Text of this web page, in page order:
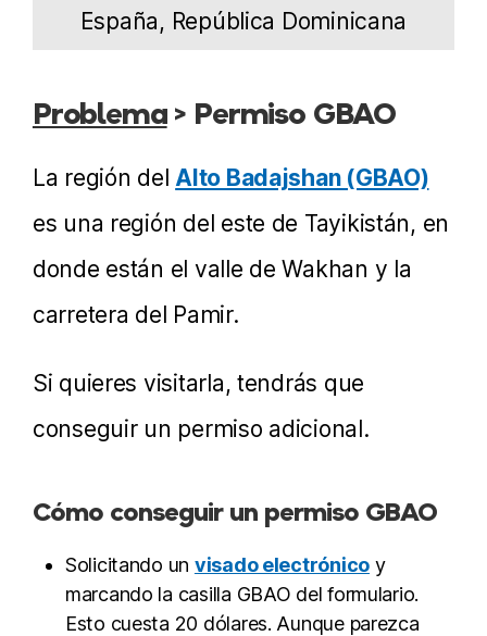
España, República Dominicana
Problema> Permiso GBAO
La región del Alto Badajshan (GBAO)
es una región del este de Tayikistán, en
donde están el valle de Wakhan y la
carretera del Pamir.
Si quieres visitarla, tendrás que
conseguir un permiso adicional.
Cómo conseguir un permiso GBAO
Solicitando un visado electrónico y
marcando la casilla GBAO del formulario.
Esto cuesta 20 dólares. Aunque parezca